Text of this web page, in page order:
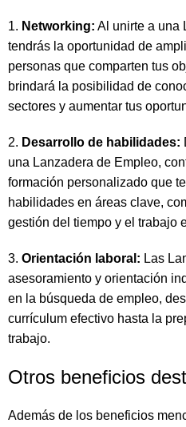
1. Networking: Al unirte a una
tendrás la oportunidad de
personas que comparten tus
brindará la posibilidad de
sectores y aumentar tus
2. Desarrollo de habilidades:
una Lanzadera de Empleo,
formación personalizado que
habilidades en áreas clave,
gestión del tiempo y el trabajo
3. Orientación laboral: Las
asesoramiento y orientación
en la búsqueda de empleo,
currículum efectivo hasta la
trabajo.
Otros beneficios
Además de los beneficios